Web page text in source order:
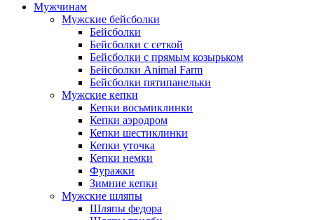
Мужчинам
Мужские бейсболки
Бейсболки
Бейсболки с сеткой
Бейсболки с прямым козырьком
Бейсболки Animal Farm
Бейсболки пятипанельки
Мужские кепки
Кепки восьмиклинки
Кепки аэродром
Кепки шестиклинки
Кепки уточка
Кепки немки
Фуражки
Зимние кепки
Мужские шляпы
Шляпы федора